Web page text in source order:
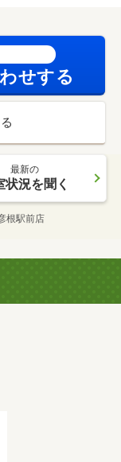
せする
最新の
状況を聞く
根駅前店